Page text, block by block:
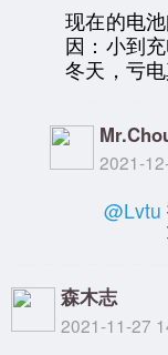
现在的电
因：小到
冬天，亏
2021-
@Lvtu
森木志
2021-11-27